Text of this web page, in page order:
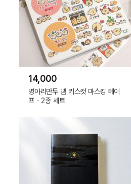
14,000
병아리만두 삠 키스컷 마스킹 테이
프 - 2종 세트